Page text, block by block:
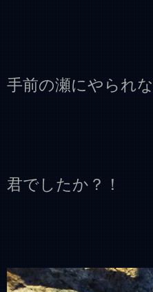
手前の瀬にやられ
君でしたか？！